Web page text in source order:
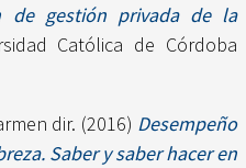
de gestión privada de la
Católica de Córdoba
dir. (2016) Desempeño
Saber y saber hacer en